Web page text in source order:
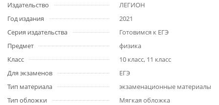
Издательство
ЛЕГИОН
Год издания
2021
Серия издательства
Готовимся к ЕГЭ
Предмет
физика
Класс
10 класс, 11 класс
Для экзаменов
ЕГЭ
Тип материала
экзаменационные материалы
Тип обложки
Мягкая обложка